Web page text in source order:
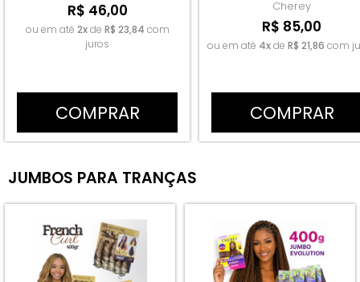
R$ 46,00
ou em até 2xde R$ 23,84 com
juros
COMPRAR
300g
Cherey
R$ 85,00
ou em até 4xde R$ 21,86 com
COMPRAR
JUMBOS PARA TRANÇAS